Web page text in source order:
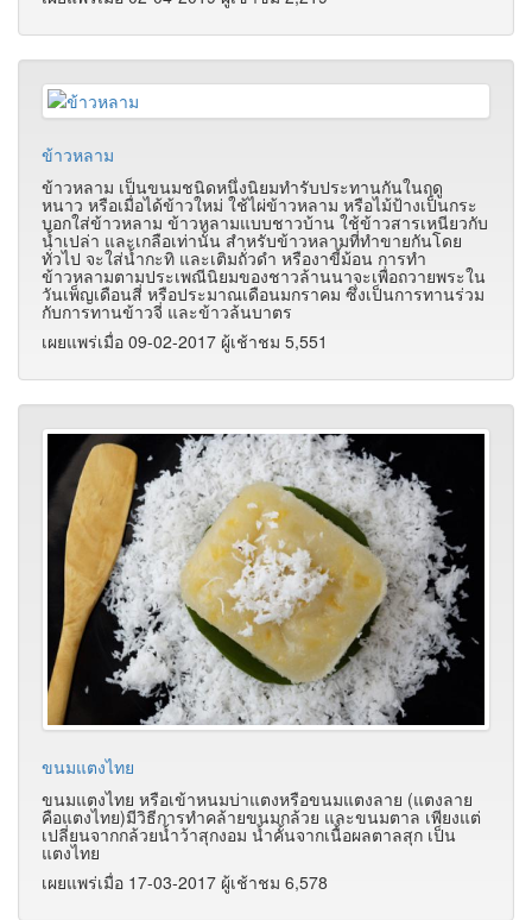
ข้าวหลาม
ข้าวหลาม เป็นขนมชนิดหนึ่งนิยมทำรับประทานกันในฤดู
หนาว หรือเมื่อได้ข้าวใหม่ ใช้ไผ่ข้าวหลาม หรือไม้ป้างเป็นกระ
บอกใส่ข้าวหลาม ข้าวหลามแบบชาวบ้าน ใช้ข้าวสารเหนียวกับ
น้ำเปล่า และเกลือเท่านั้น สำหรับข้าวหลามที่ทำขายกันโดย
ทั่วไป จะใส่น้ำกะทิ และเติมถั่วดำ หรืองาขี้ม้อน การทำ
ข้าวหลามตามประเพณีนิยมของชาวล้านนาจะเพื่อถวายพระใน
วันเพ็ญเดือนสี่ หรือประมาณเดือนมกราคม ซึ่งเป็นการทานร่วม
กับการทานข้าวจี่ และข้าวล้นบาตร
เผยแพร่เมื่อ 09-02-2017 ผู้เช้าชม 5,551
ขนมแตงไทย
ขนมแตงไทย หรือเข้าหนมบ่าแตงหรือขนมแตงลาย (แตงลาย
คือแตงไทย)มีวิธีการทำคล้ายขนมกล้วย และขนมตาล เพียงแต่
เปลี่ยนจากกล้วยน้ำว้าสุกงอม น้ำคั้นจากเนื้อผลตาลสุก เป็น
แตงไทย
เผยแพร่เมื่อ 17-03-2017 ผู้เช้าชม 6,578